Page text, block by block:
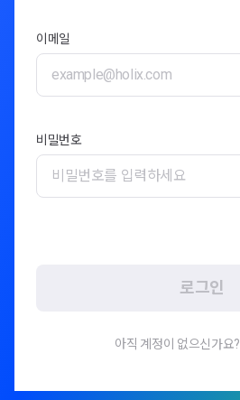
이메일
비밀번호
로그인
아직 계정이 없으신가요?